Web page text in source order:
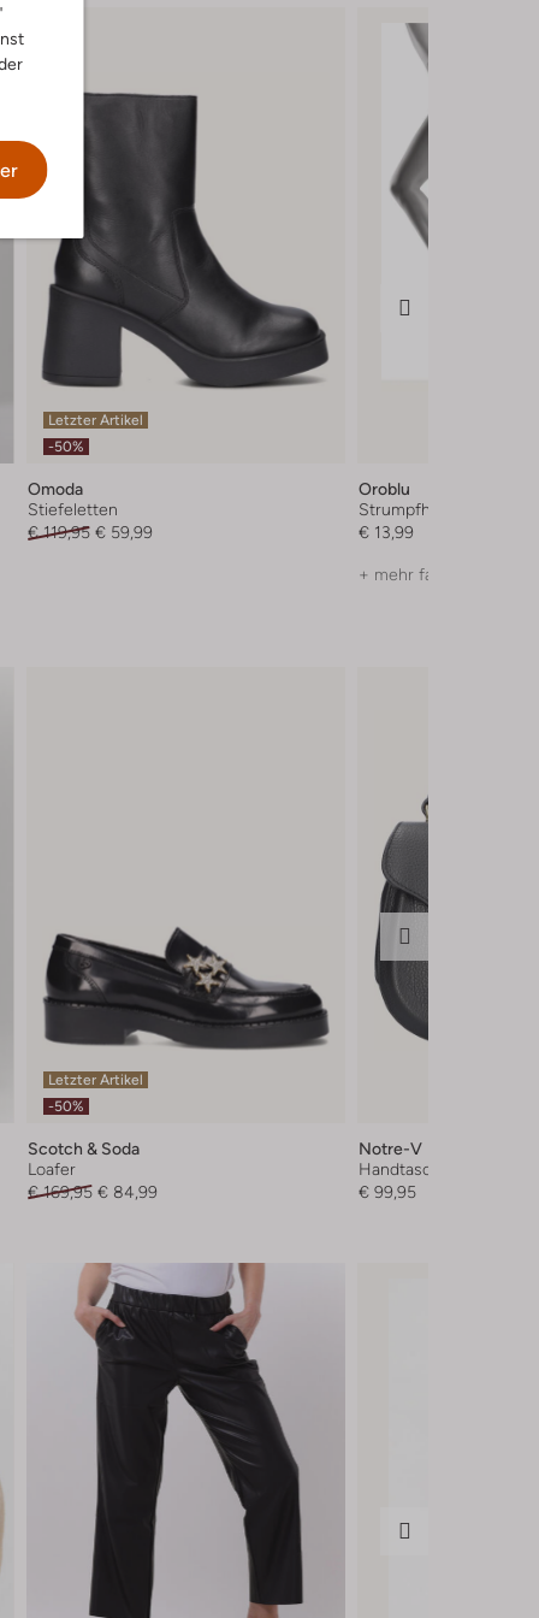
Letzter Artikel
-50%
Omoda
Stiefeletten
€ 119,95 € 59,99
Oroblu
Strumpfhosen
€ 13,99
+ mehr farben
Letzter Artikel
-50%
Scotch & Soda
Loafer
€ 169,95 € 84,99
Notre-V
Handtaschen
€ 99,95